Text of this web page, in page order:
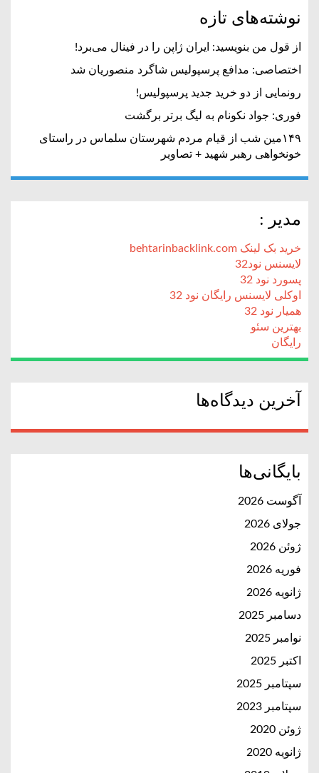
نوشته‌های تازه
از قول من بنویسید: ایران ژاپن را در فینال می‌برد!
اختصاصی: مدافع پرسپولیس شاگرد منصوریان شد
رونمایی از دو خرید جدید پرسپولیس!
فوری: جواد نکونام به لیگ برتر برگشت
۱۴۹مین شب از قیام مردم شهرستان سلماس در راستای
خونخواهی رهبر شهید + تصاویر
مدیر :
خرید بک لینک behtarinbacklink.com
لایسنس نود32
پسورد نود 32
اوکلی لایسنس رایگان نود 32
همیار نود 32
بهترین سئو
رایگان
آخرین دیدگاه‌ها
بایگانی‌ها
آگوست 2026
جولای 2026
ژوئن 2026
فوریه 2026
ژانویه 2026
دسامبر 2025
نوامبر 2025
اکتبر 2025
سپتامبر 2025
سپتامبر 2023
ژوئن 2020
ژانویه 2020